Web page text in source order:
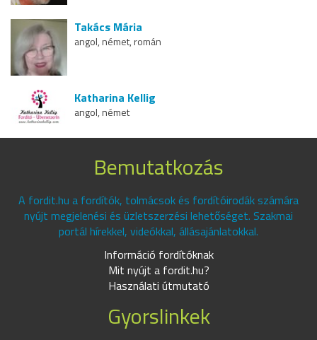
Takács Mária
angol, német, román
Katharina Kellig
angol, német
Bemutatkozás
A fordit.hu a fordítók, tolmácsok és fordítóirodák számára
nyújt megjelenési és üzletszerzési lehetőséget. Szakmai
portál hírekkel, videókkal, állásajánlatokkal.
Információ fordítóknak
Mit nyújt a fordit.hu?
Használati útmutató
Gyorslinkek